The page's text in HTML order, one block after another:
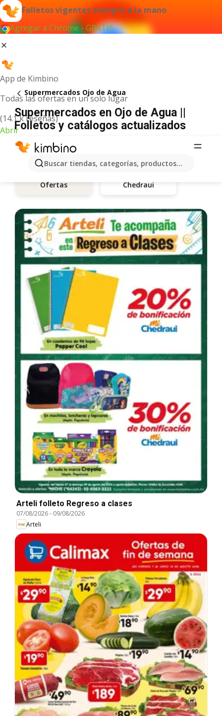
Folletos vigentes siempre a la mano
Agregar a Chrome - GRATIS
App de Kimbino
Todas las ofertas en un solo lugar
(14.1 k reseñas)
Abrir
Buscar tiendas, categorías, productos...
Supermercados Ojo de Agua
Supermercados en Ojo de Agua ||
Folletos y catálogos actualizados
Ofertas Chedraui
Arteli folleto Regreso a clases
07/08/2026- 09/08/2026
Arteli